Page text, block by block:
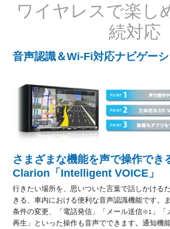
ワイヤレスで楽し
続対応
音声認識＆Wi-Fi対応ナビゲー
さまざまな機能を声で操作でき
Clarion「Intelligent VOICE」
行きたい場所を、思いついた言葉で話しかける
きる、車内における便利な音声認識機能です。
条件の変更、「電話発信」「メール送信※1 」「
再生」といった操作も音声でできます。通知機